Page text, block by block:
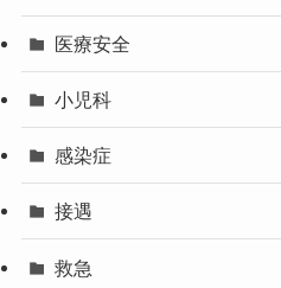
医療安全
小児科
感染症
接遇
救急